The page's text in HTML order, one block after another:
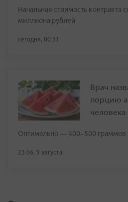
Начальная стоимость контракта
миллиона рублей
сегодня, 00:31
Врач
порцию
человека
Оптимально — 400–500 граммов
23:06, 9 августа